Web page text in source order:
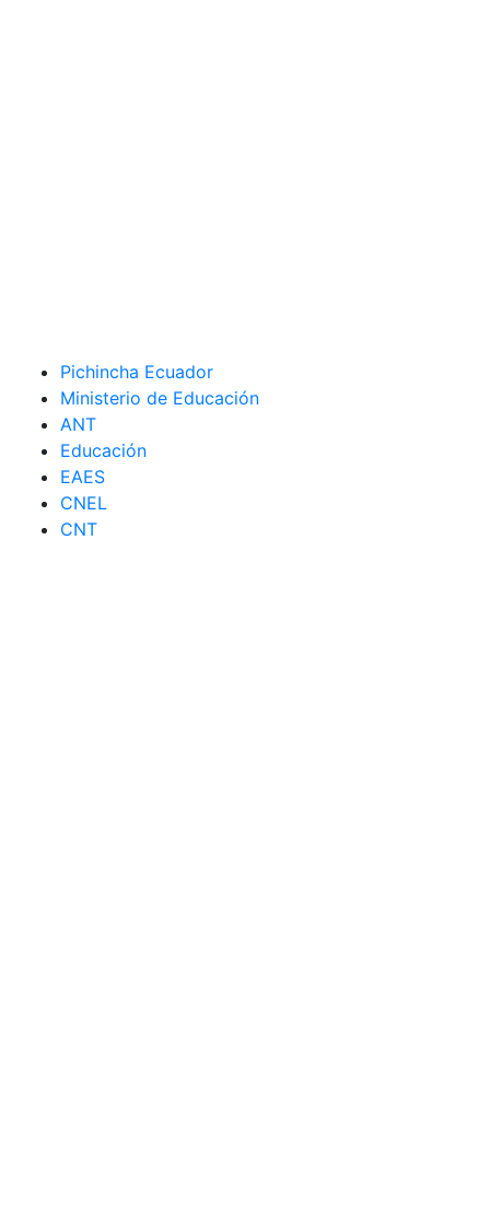
Pichincha Ecuador
Ministerio de Educación
ANT
Educación
EAES
CNEL
CNT